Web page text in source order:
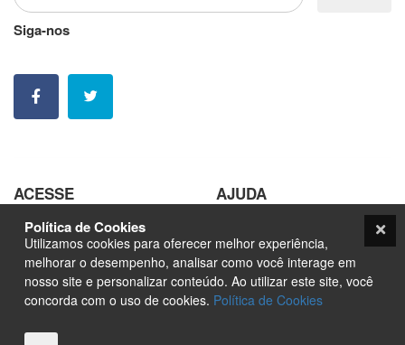
Siga-nos
ACESSE
Pedir Arte
Sobre
Marketplace
Nfts
AJUDA
Seja um Fornecedor
Orçamento
Blog
Política de Cookies
Utilizamos cookies para oferecer melhor experiência,
melhorar o desempenho, analisar como você interage em
nosso site e personalizar conteúdo. Ao utilizar este site, você
concorda com o uso de cookies. Política de Cookies